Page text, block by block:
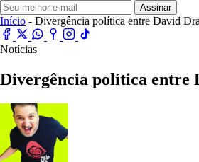
Assinar
Início - Divergência política entre David
Notícias
Divergência política entre